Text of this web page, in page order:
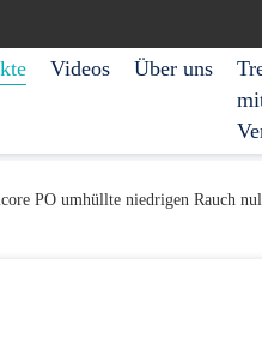
Videos Über uns
PO umhüllte niedrigen Rauch